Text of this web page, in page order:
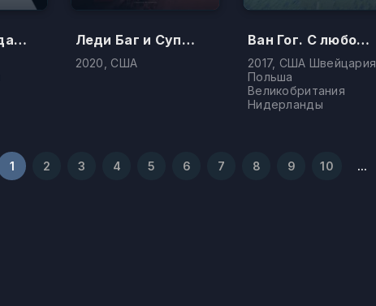
Пингвины Мадагаскара Леди Баг и Супер-Кот: Нью-Йорк. Союз героев
2020, США
Ван Гог. С любовью, Винсент
2017, США Швейцария
Польша
Великобритания
Нидерланды
1 2 3 4 5 6 7 8 9 10 ...